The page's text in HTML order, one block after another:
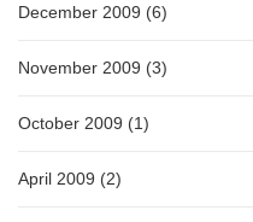
December 2009 (6)
November 2009 (3)
October 2009 (1)
April 2009 (2)